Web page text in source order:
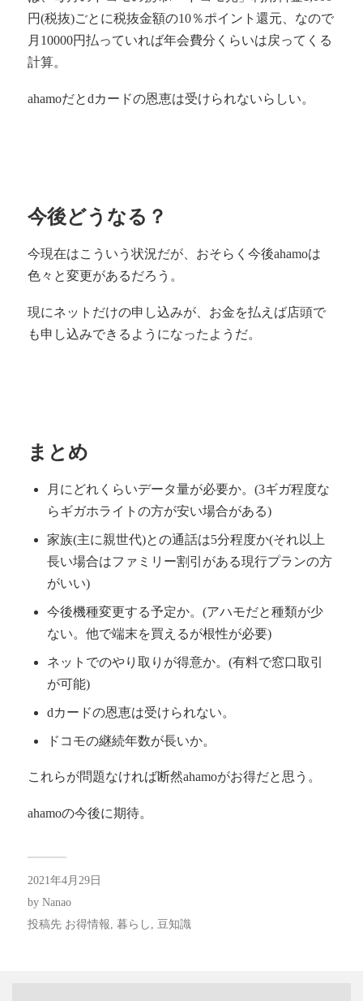
円(税抜)ごとに税抜金額の10％ポイント還元、なので
月10000円払っていれば年会費分くらいは戻ってくる
計算。
ahamoだとdカードの恩恵は受けられないらしい。
今後どうなる？
今現在はこういう状況だが、おそらく今後ahamoは
色々と変更があるだろう。
現にネットだけの申し込みが、お金を払えば店頭で
も申し込みできるようになったようだ。
まとめ
月にどれくらいデータ量が必要か。(3ギガ程度な
らギガホライトの方が安い場合がある)
家族(主に親世代)との通話は5分程度か(それ以上
長い場合はファミリー割引がある現行プランの方
がいい)
今後機種変更する予定か。(アハモだと種類が少
ない。他で端末を買えるが根性が必要)
ネットでのやり取りが得意か。(有料で窓口取引
が可能)
dカードの恩恵は受けられない。
ドコモの継続年数が長いか。
これらが問題なければ断然ahamoがお得だと思う。
ahamoの今後に期待。
2021年4月29日
by Nanao
投稿先 お得情報 暮らし 豆知識